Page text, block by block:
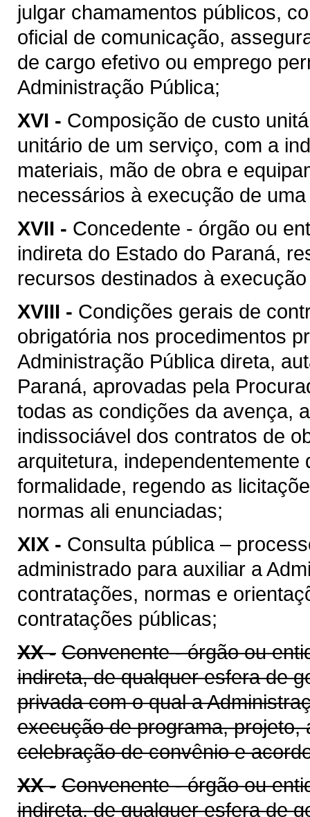
julgar chamamentos públicos,
oficial de comunicação,
de cargo efetivo ou emprego
Administração Pública;
XVI - Composição de custo
unitário de um serviço, com a
materiais, mão de obra e
necessários à execução de
XVII - Concedente - órgão ou
indireta do Estado do Paraná,
recursos destinados à
XVIII - Condições gerais de
obrigatória nos procedimentos
Administração Pública direta,
Paraná, aprovadas pela
todas as condições da avença,
indissociável dos contratos de
arquitetura,
formalidade, regendo as
normas ali enunciadas;
XIX - Consulta pública –
administrado para auxiliar a
contratações, normas e
contratações públicas;
XX - Convenente - órgão ou
indireta, de qualquer esfera de
privada com o qual a
execução de programa,
celebração de convênio e
XX - Convenente - órgão ou
indireta, de qualquer esfera de